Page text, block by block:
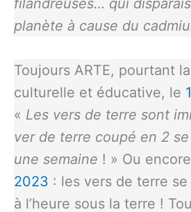
filandreuses… qui
planète à cause du
Toujours ARTE, pourtant
culturelle et éducative, le
« Les vers de terre sont
ver de terre coupé en 2
une semaine ! » Ou
2023 : les vers de terre
à l’heure sous la terre !